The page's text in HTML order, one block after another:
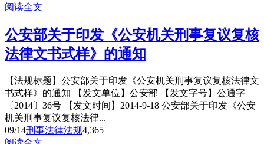
阅读全文
公安部关于印发《公安机关刑事复议复核
法律文书式样》的通知
【法规标题】公安部关于印发《公安机关刑事复议复核法律文
书式样》的通知 【发文单位】公安部 【发文字号】公通字
〔2014〕36号 【发文时间】2014-9-18 公安部关于印发《公安
机关刑事复议复核法律...
09/14刑事法律法规4,365